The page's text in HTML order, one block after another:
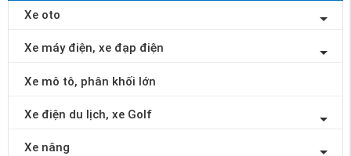
Xe oto
Xe máy điện, xe đạp điện
Xe mô tô, phân khối lớn
Xe điện du lịch, xe Golf
Xe nâng